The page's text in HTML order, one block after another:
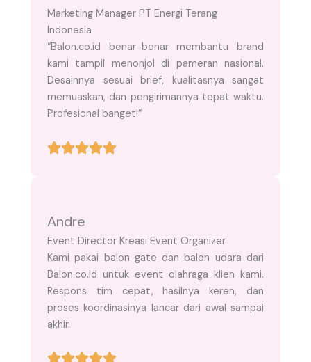
Marketing Manager PT Energi Terang
Indonesia
“Balon.co.id benar-benar membantu brand
kami tampil menonjol di pameran nasional.
Desainnya sesuai brief, kualitasnya sangat
memuaskan, dan pengirimannya tepat waktu.
Profesional banget!”
Andre
Event Director Kreasi Event Organizer
Kami pakai balon gate dan balon udara dari
Balon.co.id untuk event olahraga klien kami.
Respons tim cepat, hasilnya keren, dan
proses koordinasinya lancar dari awal sampai
akhir.